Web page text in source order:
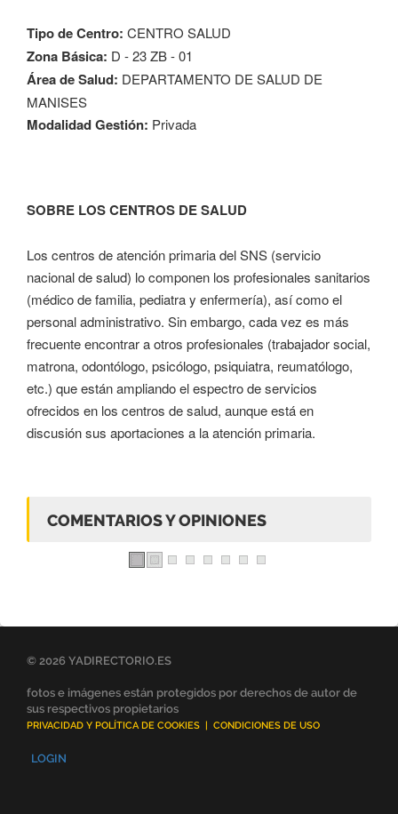
Tipo de Centro: CENTRO SALUD
Zona Básica: D - 23 ZB - 01
Área de Salud: DEPARTAMENTO DE SALUD DE
MANISES
Modalidad Gestión: Privada
SOBRE LOS CENTROS DE SALUD
Los centros de atención primaria del SNS (servicio
nacional de salud) lo componen los profesionales sanitarios
(médico de familia, pediatra y enfermería), así como el
personal administrativo. Sin embargo, cada vez es más
frecuente encontrar a otros profesionales (trabajador social,
matrona, odontólogo, psicólogo, psiquiatra, reumatólogo,
etc.) que están ampliando el espectro de servicios
ofrecidos en los centros de salud, aunque está en
discusión sus aportaciones a la atención primaria.
COMENTARIOS Y OPINIONES
© 2026 YADIRECTORIO.ES
fotos e imágenes están protegidos por derechos de autor de
sus respectivos propietarios
PRIVACIDAD Y POLÍTICA DE COOKIES | CONDICIONES DE USO
LOGIN